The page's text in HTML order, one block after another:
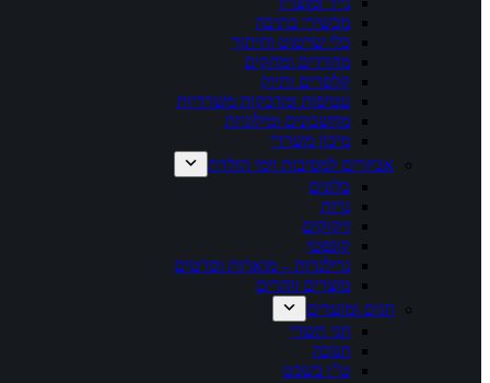
מכשירי כתיבה
כלי שרטוט וחיתוך
מחדדים ומחקים
קלסרים ותיוק
עטיפות ומדבקות משרדיות
מחשבונים ומילוניות
מיכון משרדי
אביזרים למסיבות וימי הולדת
בלונים
נרות
זיקוקים
קונפטי
גרילנדות – מוארות וסרטים
מוצרים זוהרים
חגים ומועדים
חגי תשרי
חנוכה
ט"ו בשבט